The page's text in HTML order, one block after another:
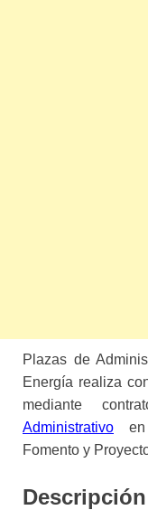
Plazas de
Energía realiza
mediante
Administrativo en
Fomento y